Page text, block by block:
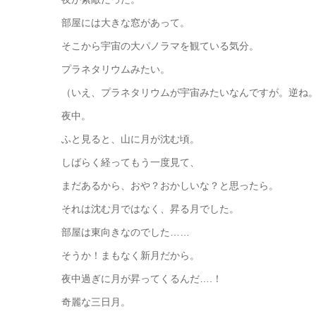
部屋には大きな窓があって。
そこから宇宙の大パノラマを観ている気分。
プラネタリウムみたい。
（いえ、プラネタリウムが宇宙みたいなんですが。逆ね
夜中。
ふと見ると、山に月が沈む頃。
しばらく経ってもう一度見て、
まだあるから、おや？おかしいな？と思ったら。
それは沈む月ではなく、昇る月でした。
部屋は東向きなのでした……
そうか！まもなく新月だから。
夜中過ぎに月が昇ってくるんだ….！
奇麗な三日月。